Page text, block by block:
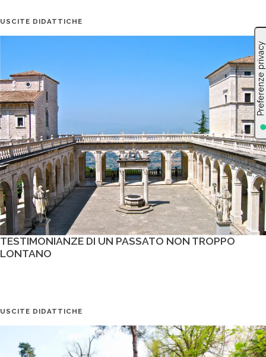
USCITE DIDATTICHE
TESTIMONIANZE DI UN PASSATO NON TROPPO
LONTANO
USCITE DIDATTICHE